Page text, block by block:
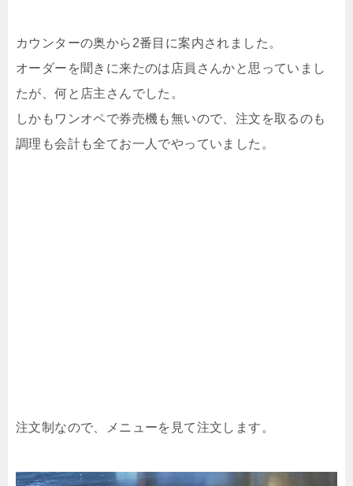
カウンターの奥から2番目に案内されました。
オーダーを聞きに来たのは店員さんかと思っていまし
たが、何と店主さんでした。
しかもワンオペで券売機も無いので、注文を取るのも
調理も会計も全てお一人でやっていました。
注文制なので、メニューを見て注文します。